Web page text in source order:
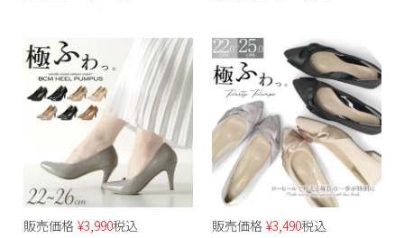
販売価格 ¥3,990税込 販売価格 ¥3,490税込